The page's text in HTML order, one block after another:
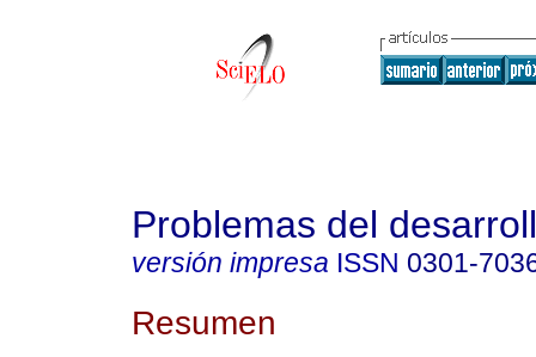
Problemas del
versión impresa ISSN 0301-
Resumen